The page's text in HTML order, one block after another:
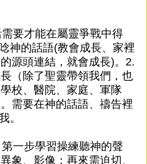
要才能在屬靈爭戰中得
神的話語(教會成長、家裡
源頭連結，就會成長)。2.
（除了聖靈帶領我們，也
校、醫院、家庭、軍隊
需要在神的話語、禱告裡
。
一步學習操練聽神的聲
象、影像；再來需迫切、